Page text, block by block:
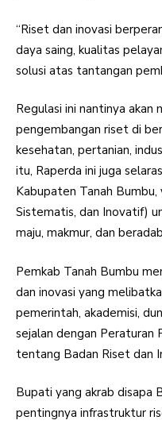
“Riset dan inovasi
daya saing, kualitas
solusi atas tantangan
Regulasi ini nantinya akan
pengembangan riset di
kesehatan, pertanian,
itu, Raperda ini juga
Kabupaten Tanah
Sistematis, dan Inovatif)
maju, makmur, dan
Pemkab Tanah Bumbu
dan inovasi yang
pemerintah, akademisi,
sejalan dengan Peraturan
tentang Badan Riset dan
Bupati yang akrab disapa
pentingnya infrastruktur